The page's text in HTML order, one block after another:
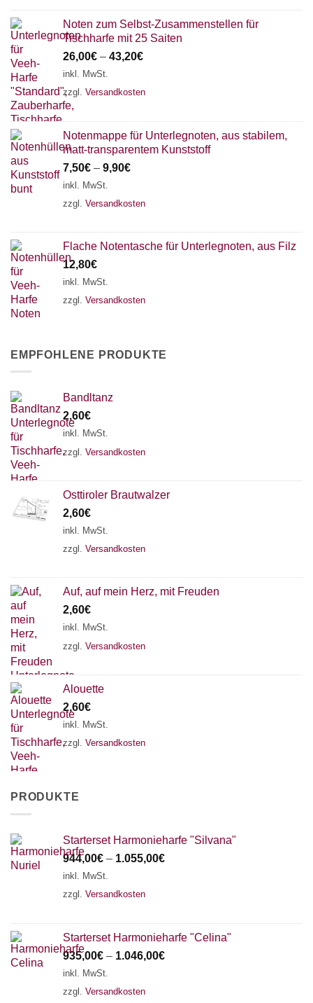
Noten zum Selbst-Zusammenstellen für
Tischharfe mit 25 Saiten
26,00€ – 43,20€
inkl. MwSt.
zzgl. Versandkosten
Notenmappe für Unterlegnoten, aus stabilem,
matt-transparentem Kunststoff
7,50€ – 9,90€
inkl. MwSt.
zzgl. Versandkosten
Flache Notentasche für Unterlegnoten, aus Filz
12,80€
inkl. MwSt.
zzgl. Versandkosten
EMPFOHLENE PRODUKTE
Bandltanz
2,60€
inkl. MwSt.
zzgl. Versandkosten
Osttiroler Brautwalzer
2,60€
inkl. MwSt.
zzgl. Versandkosten
Auf, auf mein Herz, mit Freuden
2,60€
inkl. MwSt.
zzgl. Versandkosten
Alouette
2,60€
inkl. MwSt.
zzgl. Versandkosten
PRODUKTE
Starterset Harmonieharfe "Silvana"
944,00€ – 1.055,00€
inkl. MwSt.
zzgl. Versandkosten
Starterset Harmonieharfe "Celina"
935,00€ – 1.046,00€
inkl. MwSt.
zzgl. Versandkosten